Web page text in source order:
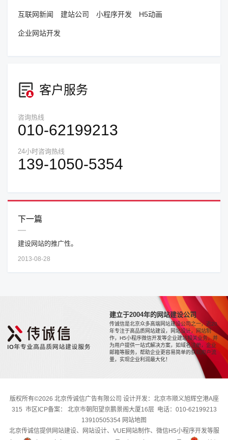
互联网新闻 建站公司 小程序开发 H5动画
企业网站开发
客户服务
咨询热线
010-62199213
24小时咨询热线
139-1050-5354
下一篇
建设网站的推广性。
2013-08-28
建立于2004年的网站建设公司
传诚信是北京众多高端网站建设公司之一，近20
年专注于高品质网站建设，网站设计，网站制
作，H5小程序微信开发等企业建站相关业务，并
为用户提供一站式解决方案，如域名注册，企业
邮箱等服务，帮助企业更容易简单的获取用户流
量，实现企业利润最大化！
版权所有©2026 北京传诚信广告有限公司 设计开发：北京市顺义旭辉空港A座
315 市区ICP备案： 北京市朝阳望京鹏景阁大厦16层 电话：010-62199213
13910505354 网站地图
北京传诚信提供网站建设、网站设计、VUE网站制作、微信H5小程序开发等服